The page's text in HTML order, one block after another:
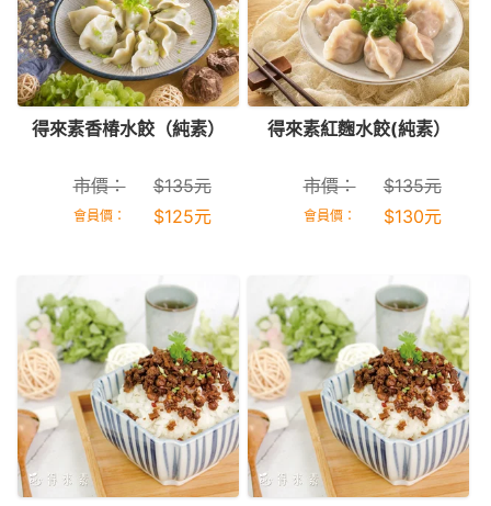
得來素香椿水餃（純素）
市價： $135元
會員價： $125元
得來素紅麴水餃(純素）
市價： $135元
會員價： $130元